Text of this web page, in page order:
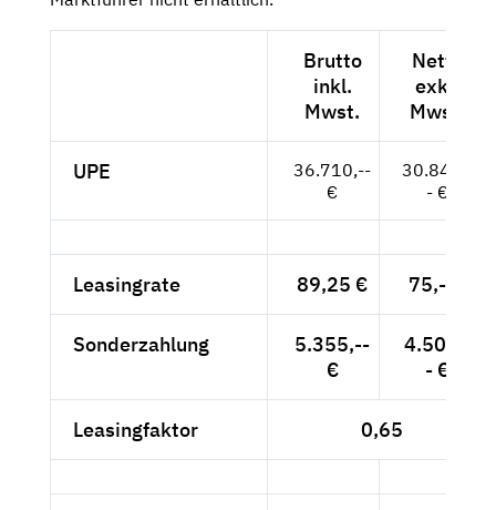
Brutto
inkl.
Mwst.
Netto
exkl.
Mwst.
UPE
36.710,--
€
30.849,-
- €
Leasingrate 89,25 € 75,--€
Sonderzahlung
5.355,--
€
4.500,-
- €
Leasingfaktor 0,65